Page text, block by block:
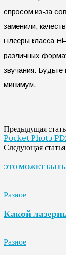
спросом из-за
заменили,
Плееры класса Hi
различных
звучания. Будьте
минимум.
Предыдущая
Pocket Photo
Следующая статья
ЭТО МОЖЕТ
Разное
Какой
Разное